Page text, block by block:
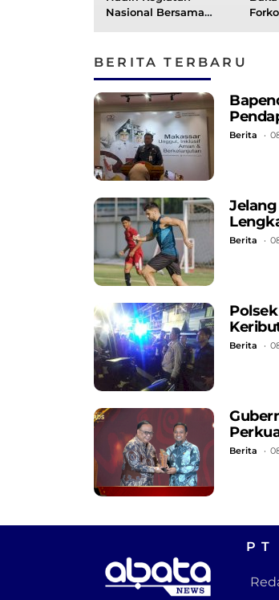
Nasional Bersama
BERITA TERBARU
Berita
Jelang
Berita
Berita
Berita